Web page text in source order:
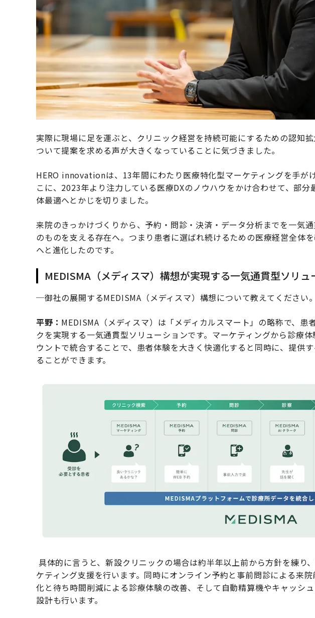
実際に現場に足を運ぶと、クリニック経営を持続可能にするための認知
ついて提案を求める声が大きくなっていることに気づきました。
HERO innovationは、13年間にわたり医療特化型マーケティングを手が
こに、2023年より注力している医療DXのノウハウをかけ合わせて、部
体最適へとかじを切りました。
来院のきっかけづくりから、予約・問診・決済・データ分析までを一気
のものを支える存在へ。つまり患者に選ばれ続けるための医療経営全体
へと進化したのです。
MEDISMA（メディスマ）構想が実現する一気通貫型ソリュ
─御社の展開するMEDISMA（メディスマ）構想について教えてください。
平野： MEDISMA（メディスマ）は「メディカルスマート」の略称で、患
クを実現する一気通貫型ソリューションです。マーケティングから診療
ウントで統合することで、患者体験を大きく快適化すると同時に、提供
ることができます。
具体的に言うと、新設クリニックの場合は約半年以上前から方針を練り
ケティング支援を行います。同時にオンライン予約と事前問診による来
化と待ち時間削減による診療体験の改善、そして自動精算機やキャッシ
設計も行います。